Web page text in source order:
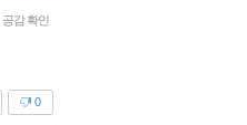
공감 확인
0